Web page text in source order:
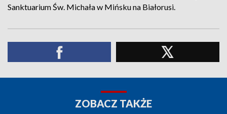
Sanktuarium Św. Michała w Mińsku na Białorusi.
ZOBACZ TAKŻE